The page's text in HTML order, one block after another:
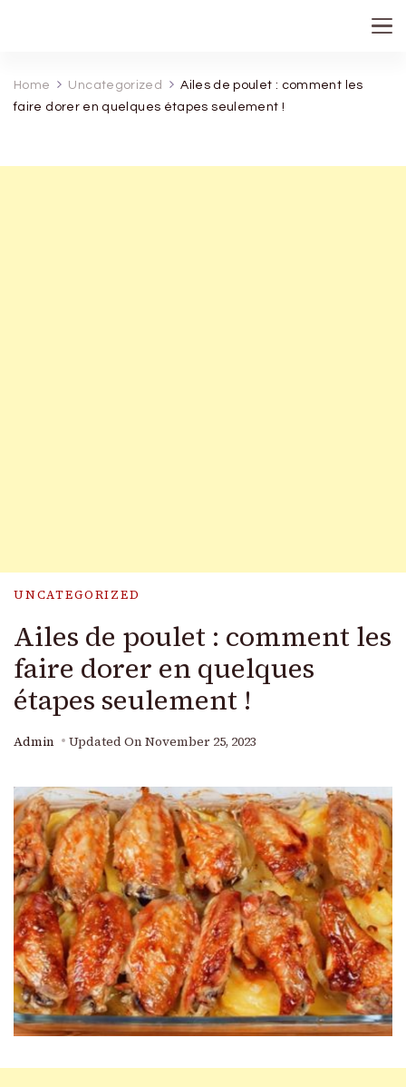
Home Uncategorized
Ailes de poulet : comment les
faire dorer en quelques étapes seulement !
UNCATEGORIZED
Ailes de poulet : comment les
faire dorer en quelques
étapes seulement !
Admin Updated On November 25, 2023